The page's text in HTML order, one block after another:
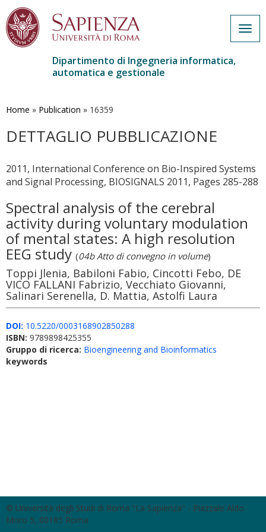
contenuto
Dipartimento di Ingegneria informatica,
automatica e gestionale
Home » Publication » 16359
DETTAGLIO PUBBLICAZIONE
2011, International Conference on Bio-Inspired Systems
and Signal Processing, BIOSIGNALS 2011, Pages 285-288
Spectral analysis of the cerebral
activity during voluntary modulation
of mental states: A high resolution
EEG study (04b Atto di convegno in volume)
Toppi Jlenia, Babiloni Fabio, Cincotti Febo, DE
VICO FALLANI Fabrizio, Vecchiato Giovanni,
Salinari Serenella, D. Mattia, Astolfi Laura
DOI: 10.5220/0003168902850288
ISBN: 9789898425355
Gruppo di ricerca: Bioengineering and Bioinformatics
keywords
© Università degli Studi di Roma "La Sapienza" - Piazzale Aldo
Moro 5, 00185 Roma